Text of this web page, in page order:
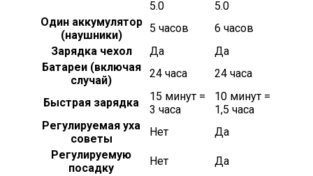
5.0
5.0
Один аккумулятор
(наушники)
5 часов
6 часов
Зарядка чехол
Да
Да
Батареи (включая
случай)
24 часа 24 часа
Быстрая зарядка
15 минут =
3 часа
10 минут =
1,5 часа
Регулируемая уха
советы
Нет
Да
Регулируемую
посадку
Нет
Да